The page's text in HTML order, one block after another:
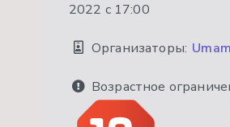
2022 с 17:00
Организаторы:
Возрастное